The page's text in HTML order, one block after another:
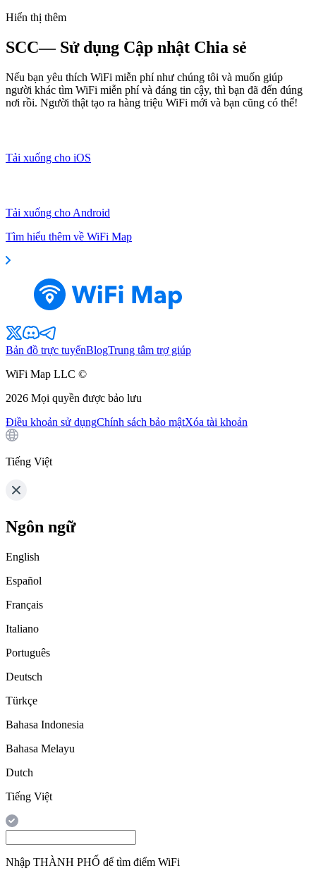
Hiển thị thêm
SCC— Sử dụng Cập nhật Chia sẻ
Nếu bạn yêu thích WiFi miễn phí như chúng tôi và muốn giúp
người khác tìm WiFi miễn phí và đáng tin cậy, thì bạn đã đến đúng
nơi rồi. Người thật tạo ra hàng triệu WiFi mới và bạn cũng có thể!
Tải xuống cho iOS
Tải xuống cho Android
Tìm hiểu thêm về WiFi Map
Bản đồ trực tuyếnBlogTrung tâm trợ giúp
WiFi Map LLC ©
2026 Mọi quyền được bảo lưu
Điều khoản sử dụngChính sách bảo mậtXóa tài khoản
Tiếng Việt
Ngôn ngữ
English
Español
Français
Italiano
Português
Deutsch
Türkçe
Bahasa Indonesia
Bahasa Melayu
Dutch
Tiếng Việt
Nhập THÀNH PHỐ để tìm điểm WiFi